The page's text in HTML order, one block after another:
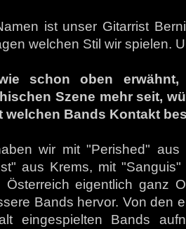
ist unser Gitarrist
welchen Stil wir spielen.
schon oben
Szene mehr seit,
welchen Bands Kontakt
wir mit "Perished"
aus Krems, mit
eigentlich ganz
Bands hervor. Von den
eingespielten Bands